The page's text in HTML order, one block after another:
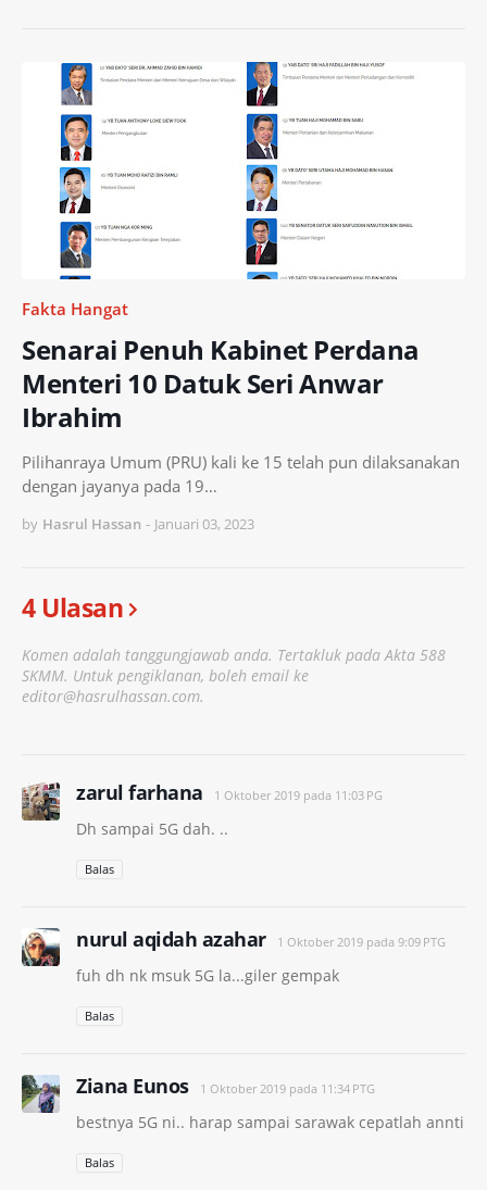
Fakta Hangat
Senarai Penuh Kabinet Perdana
Menteri 10 Datuk Seri Anwar
Ibrahim
Pilihanraya Umum (PRU) kali ke 15 telah pun dilaksanakan
dengan jayanya pada 19…
by Hasrul Hassan - Januari 03, 2023
4 Ulasan
Komen adalah tanggungjawab anda. Tertakluk pada Akta 588
SKMM. Untuk pengiklanan, boleh email ke
editor@hasrulhassan.com.
zarul farhana 1 Oktober 2019 pada 11:03 PG
Dh sampai 5G dah. ..
Balas
nurul aqidah azahar 1 Oktober 2019 pada 9:09 PTG
fuh dh nk msuk 5G la...giler gempak
Balas
Ziana Eunos 1 Oktober 2019 pada 11:34 PTG
bestnya 5G ni.. harap sampai sarawak cepatlah annti
Balas